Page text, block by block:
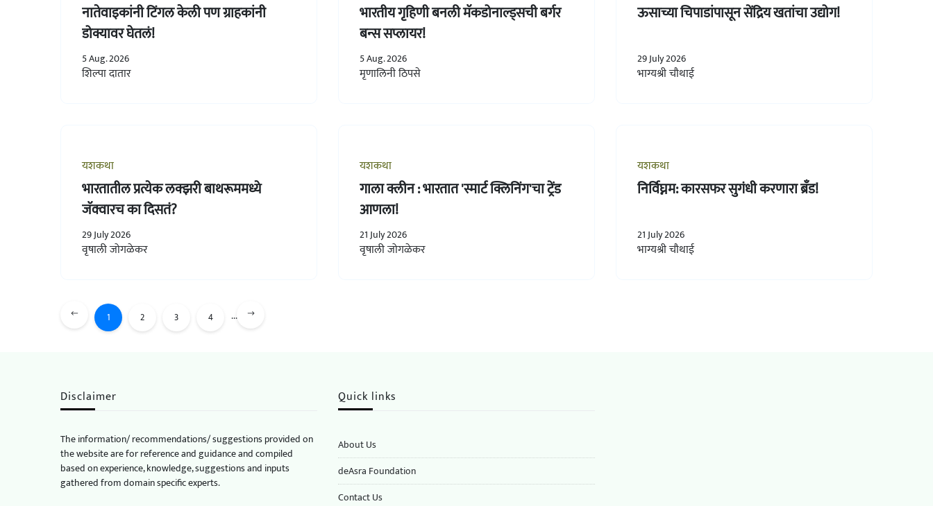
नातेवाइकांनी टिंगल केली पण ग्राहकांनी
डोक्यावर घेतलं!
5 Aug. 2026
शिल्पा दातार
भारतीय गृहिणी बनली मॅकडोनाल्ड्सची बर्गर
बन्स सप्लायर!
5 Aug. 2026
मृणालिनी ठिपसे
ऊसाच्या चिपाडांपासून सेंद्रिय खतांचा उद्योग!
29 July 2026
भाग्यश्री चौथाई
यशकथा
भारतातील प्रत्येक लक्झरी बाथरूममध्ये
जॅक्वारच का दिसतं?
29 July 2026
वृषाली जोगळेकर
यशकथा
गाला क्लीन : भारतात 'स्मार्ट क्लिनिंग'चा ट्रेंड
आणला!
21 July 2026
वृषाली जोगळेकर
यशकथा
निर्विघ्नम: कारसफर सुगंधी करणारा ब्रँड!
21 July 2026
भाग्यश्री चौथाई
1 2 3 4 ...
Disclaimer
The information/ recommendations/ suggestions provided on
the website are for reference and guidance and compiled
based on experience, knowledge, suggestions and inputs
gathered from domain specific experts.
Quick links
About Us
deAsra Foundation
​​Contact Us